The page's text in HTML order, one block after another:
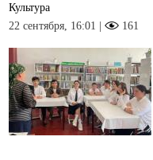
Культура
22 сентября, 16:01 |
161